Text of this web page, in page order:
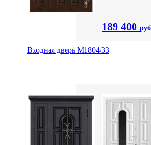
189 400 руб
Входная дверь М1804/33